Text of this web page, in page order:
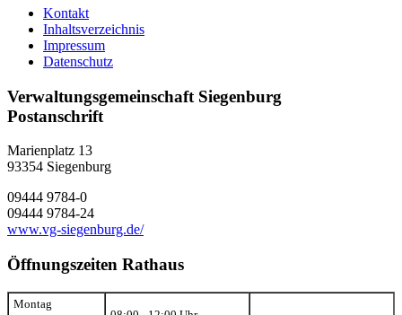
Kontakt
Inhaltsverzeichnis
Impressum
Datenschutz
Verwaltungsgemeinschaft Siegenburg
Postanschrift
Marienplatz 13
93354 Siegenburg
09444 9784-0
09444 9784-24
www.vg-siegenburg.de/
Öffnungszeiten Rathaus
Montag